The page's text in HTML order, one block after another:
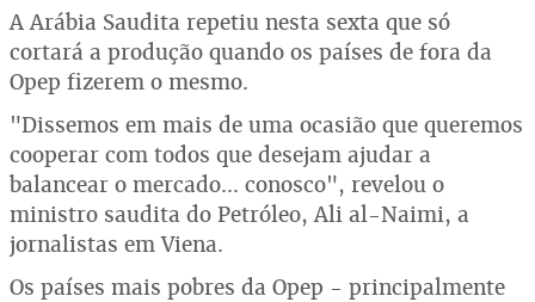
A Arábia Saudita repetiu nesta sexta que só
cortará a produção quando os países de fora da
Opep fizerem o mesmo.
"Dissemos em mais de uma ocasião que queremos
cooperar com todos que desejam ajudar a
balancear o mercado... conosco", revelou o
ministro saudita do Petróleo, Ali al-Naimi, a
jornalistas em Viena.
Os países mais pobres da Opep - principalmente